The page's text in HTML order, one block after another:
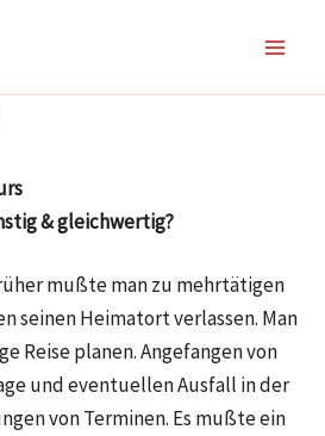
& gleichwertig?
mußte man zu mehrtätigen
seinen Heimatort verlassen. Man
Reise planen. Angefangen von
und eventuellen Ausfall in der
von Terminen. Es mußte ein